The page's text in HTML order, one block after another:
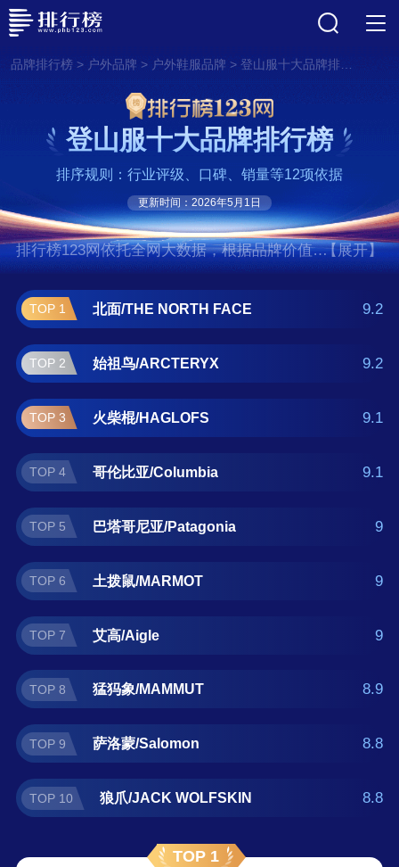
品牌排行榜> 户外品牌 > 户外鞋服品牌 > 登山服十大品牌排行榜
登山服十大品牌排行榜
排序规则：行业评级、口碑、销量等12项依据
更新时间：2026年5月1日
排行榜123网依托全网大数据，根据品牌价值、
口碑评价等多项指数评选出了登山服十大品牌
排行榜,前十名分别是北面/THE NORTH
FACE、始祖鸟/ARCTERYX、火柴
棍/HAGLOFS、哥伦比亚/Columbia、巴塔哥尼
亚/Patagonia、土拨鼠/MARMOT、艾
高/Aigle、猛犸象/MAMMUT、萨洛
蒙/Salomon、狼爪/JACK WOLFSKIN。如果您
正在查找登山服什么牌子好？那么本登山服十
大品牌榜单可供您作为选购参考，我们致力于
牌，让您选得放心。(榜单每月更新一次)
【展开】
TOP 1 北面/THE NORTH FACE 9.2
TOP 2 始祖鸟/ARCTERYX 9.2
TOP 3 火柴棍/HAGLOFS 9.1
TOP 4 哥伦比亚/Columbia 9.1
TOP 5 巴塔哥尼亚/Patagonia 9
TOP 6 土拨鼠/MARMOT 9
TOP 7 艾高/Aigle 9
TOP 8 猛犸象/MAMMUT 8.9
TOP 9 萨洛蒙/Salomon 8.8
TOP 10 狼爪/JACK WOLFSKIN 8.8
TOP 1